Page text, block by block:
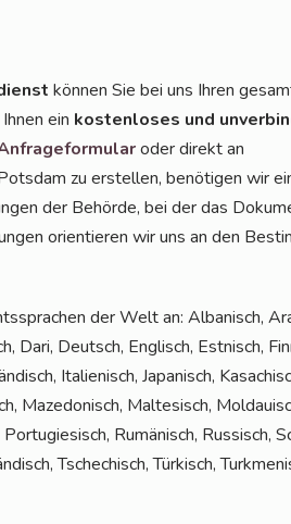
kön­nen Sie bei uns Ihren
ein kos­ten­lo­ses und
oder direkt an
zu erstel­len, benö­ti­gen wir
der Behör­de, bei der das
ori­en­tie­ren wir uns an den
der Welt an: Alba­nisch,
Dari, Deutsch, Eng­lisch, Est­nisch,
Ita­lie­nisch, Japa­nisch,
Maze­do­nisch, Mal­te­sisch,
Rumä­nisch, Rus­sisch,
Tsche­chisch, Tür­kisch,